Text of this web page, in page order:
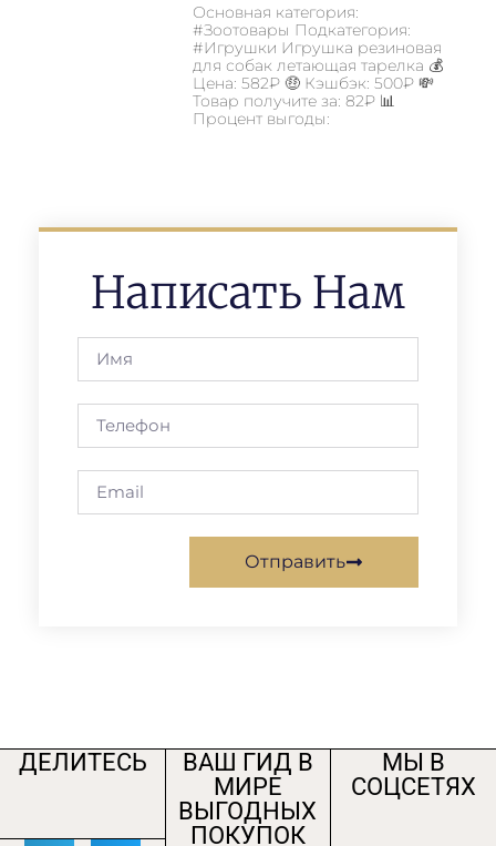
Основная категория:
#Зоотовары Подкатегория:
#Игрушки Игрушка резиновая
для собак летающая тарелка 💰
Цена: 582₽ 🤑 Кэшбэк: 500₽ 💸
Товар получите за: 82₽ 📊
Процент выгоды:
Написать Нам
Отправить
ДЕЛИТЕСЬ
ВАШ ГИД В
МИРЕ
ВЫГОДНЫХ
ПОКУПОК
МЫ В
СОЦСЕТЯХ